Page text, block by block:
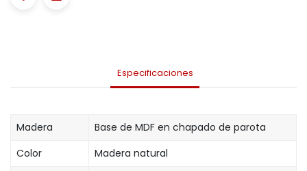
Especificaciones
Madera
Base de MDF en chapado de parota
Color
Madera natural